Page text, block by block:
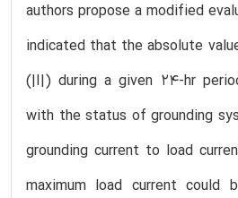
authors propose a modified
indicated that the absolute
(|I|) during a given 24-hr
with the status of grounding
grounding current to load
maximum load current could